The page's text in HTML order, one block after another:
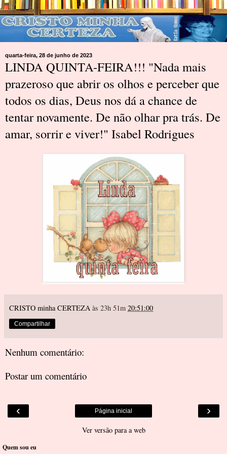
quarta-feira, 28 de junho de 2023
LINDA QUINTA-FEIRA!!! "Nada mais
prazeroso que abrir os olhos e perceber que
todos os dias, Deus nos dá a chance de
tentar novamente. De não olhar pra trás. De
amar, sorrir e viver!" Isabel Rodrigues
CRISTO minha CERTEZA às 23h 51m 20:51:00
Compartilhar
Nenhum comentário:
Postar um comentário
‹ ›
Página inicial
Ver versão para a web
Quem sou eu